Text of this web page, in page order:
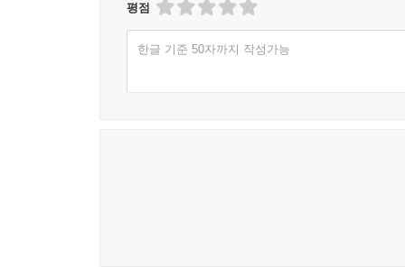
평점
한글 기준 50자까지 작성가능